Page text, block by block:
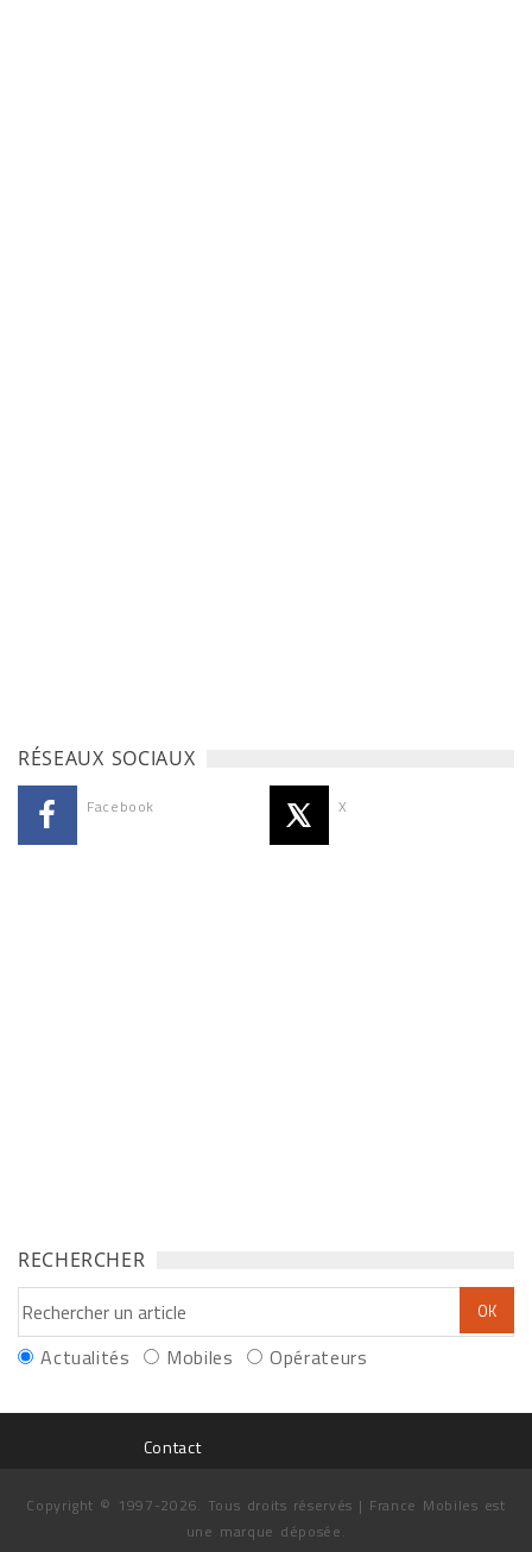
RÉSEAUX SOCIAUX
Facebook X
RECHERCHER
Actualités Mobiles Opérateurs
Contact
Copyright © 1997-2026. Tous droits réservés | France Mobiles est
une marque déposée.